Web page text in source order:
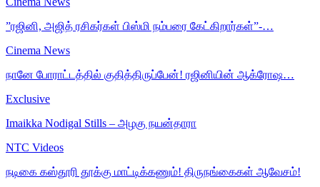
”ரஜினி, அஜித் ரசிகர்கள் பிஸ்மி நம்பரை கேட்கிறார்கள்”-…
Cinema News
நானே போராட்டத்தில் குதித்திருப்பேன்! ரஜினியின் ஆக்ரோஷ…
Exclusive
Imaikka Nodigal Stills – அழகு நயன்தாரா
NTC Videos
நடிகை கஸ்தூரி தூக்கு மாட்டிக்கணும்! திருநங்கைகள் ஆவேசம்!